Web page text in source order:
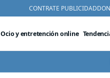
CONTRATE PUBLICIDAD
Ocio y entretención online